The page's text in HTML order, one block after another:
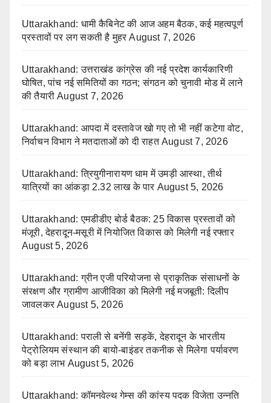
Uttarakhand: धामी कैबिनेट की आज अहम बैठक, कई महत्वपूर्ण
प्रस्तावों पर लग सकती है मुहर August 7, 2026
Uttarakhand: उत्तराखंड कांग्रेस की नई प्रदेश कार्यकारिणी
घोषित, पांच नई समितियों का गठन; संगठन को चुनावी मोड में लाने
की तैयारी August 7, 2026
Uttarakhand: आपदा में दस्तावेज खो गए तो भी नहीं कटेगा वोट,
निर्वाचन विभाग ने मतदाताओं को दी राहत August 7, 2026
Uttarakhand: त्रियुगीनारायण धाम में उमड़ी आस्था, तीर्थ
यात्रियों का आंकड़ा 2.32 लाख के पार August 5, 2026
Uttarakhand: एमडीडीए बोर्ड बैठक: 25 विकास प्रस्तावों को
मंजूरी, देहरादून-मसूरी में नियोजित विकास को मिलेगी नई रफ्तार
August 5, 2026
Uttarakhand: ग्रीन एजी परियोजना से प्राकृतिक संसाधनों के
संरक्षण और ग्रामीण आजीविका को मिलेगी नई मजबूती: दिलीप
जावलकर August 5, 2026
Uttarakhand: पराली से बनेंगी सड़कें, देहरादून के भारतीय
पेट्रोलियम संस्थान की बायो-बाइंडर तकनीक से मिलेगा पर्यावरण
को बड़ा लाभ August 5, 2026
Uttarakhand: कॉमनवेल्थ गेम्स की कांस्य पदक विजेता उन्नति